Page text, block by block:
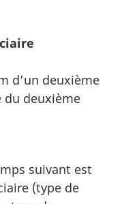
d’un deuxième
du deuxième
suivant est
(type de